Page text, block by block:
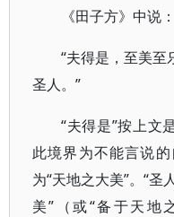
《田子方》中说：
“夫得是，至美至
圣人。”
“夫得是”按上文
此境界为不能言说
为“天地之大美”。“圣
美”（或“备于天地